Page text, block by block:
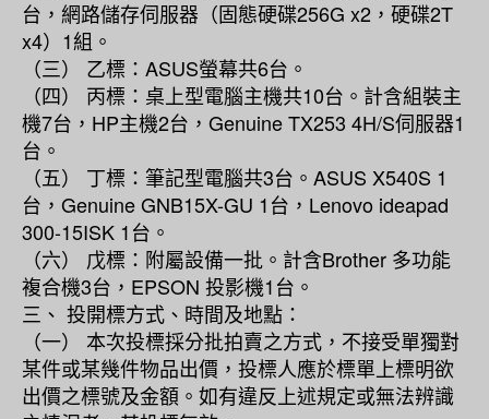
台，網路儲存伺服器（固態硬碟256G x2，硬碟2T
x4）1組。
（三） 乙標：ASUS螢幕共6台。
（四） 丙標：桌上型電腦主機共10台。計含組裝主
機7台，HP主機2台，Genuine TX253 4H/S伺服器1
台。
（五） 丁標：筆記型電腦共3台。ASUS X540S 1
台，Genuine GNB15X-GU 1台，Lenovo ideapad
300-15ISK 1台。
（六） 戊標：附屬設備一批。計含Brother 多功能
複合機3台，EPSON 投影機1台。
三、 投開標方式、時間及地點：
（一） 本次投標採分批拍賣之方式，不接受單獨對
某件或某幾件物品出價，投標人應於標單上標明欲
出價之標號及金額。如有違反上述規定或無法辨識